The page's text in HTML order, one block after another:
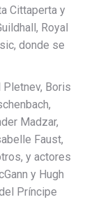
Cittaperta y
Royal
donde se
Boris
Madzar,
Faust,
y actores
y Hugh
Príncipe